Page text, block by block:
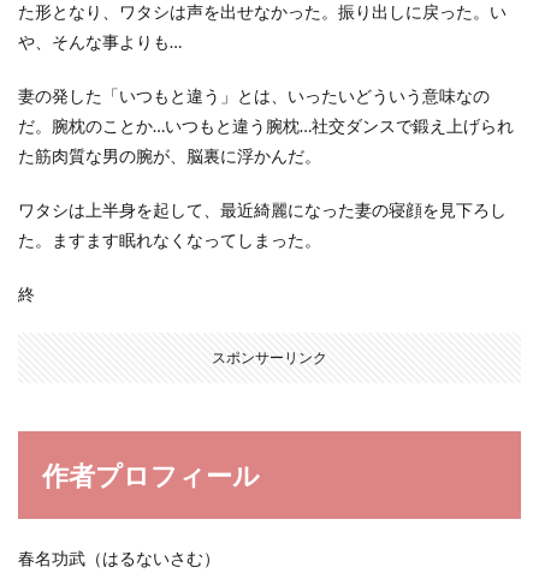
た形となり、ワタシは声を出せなかった。振り出しに戻った。い
や、そんな事よりも…
妻の発した「いつもと違う」とは、いったいどういう意味なの
だ。腕枕のことか…いつもと違う腕枕…社交ダンスで鍛え上げられ
た筋肉質な男の腕が、脳裏に浮かんだ。
ワタシは上半身を起して、最近綺麗になった妻の寝顔を見下ろし
た。ますます眠れなくなってしまった。
終
スポンサーリンク
作者プロフィール
春名功武（はるないさむ）